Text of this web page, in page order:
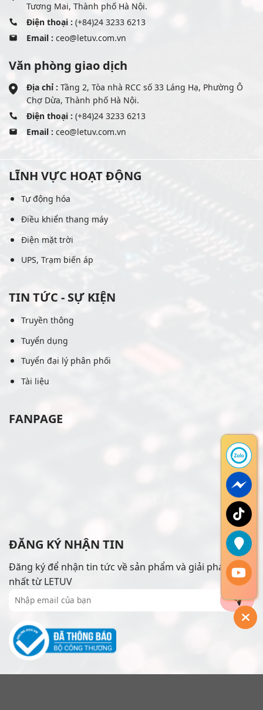
Tương Mai, Thành phố Hà Nội.
Điện thoại : (+84)24 3233 6213
Email : ceo@letuv.com.vn
Văn phòng giao dịch
Địa chỉ : Tầng 2, Tòa nhà RCC số 33 Láng Hạ, Phường Ô
Chợ Dừa, Thành phố Hà Nội.
Điện thoại : (+84)24 3233 6213
Email : ceo@letuv.com.vn
LĨNH VỰC HOẠT ĐỘNG
Tự động hóa
Điều khiển thang máy
Điện mặt trời
UPS, Trạm biến áp
TIN TỨC - SỰ KIỆN
Truyền thông
Tuyển dụng
Tuyển đại lý phân phối
Tài liệu
FANPAGE
ĐĂNG KÝ NHẬN TIN
Đăng ký để nhận tin tức về sản phẩm và giải pháp mới
nhất từ LETUV